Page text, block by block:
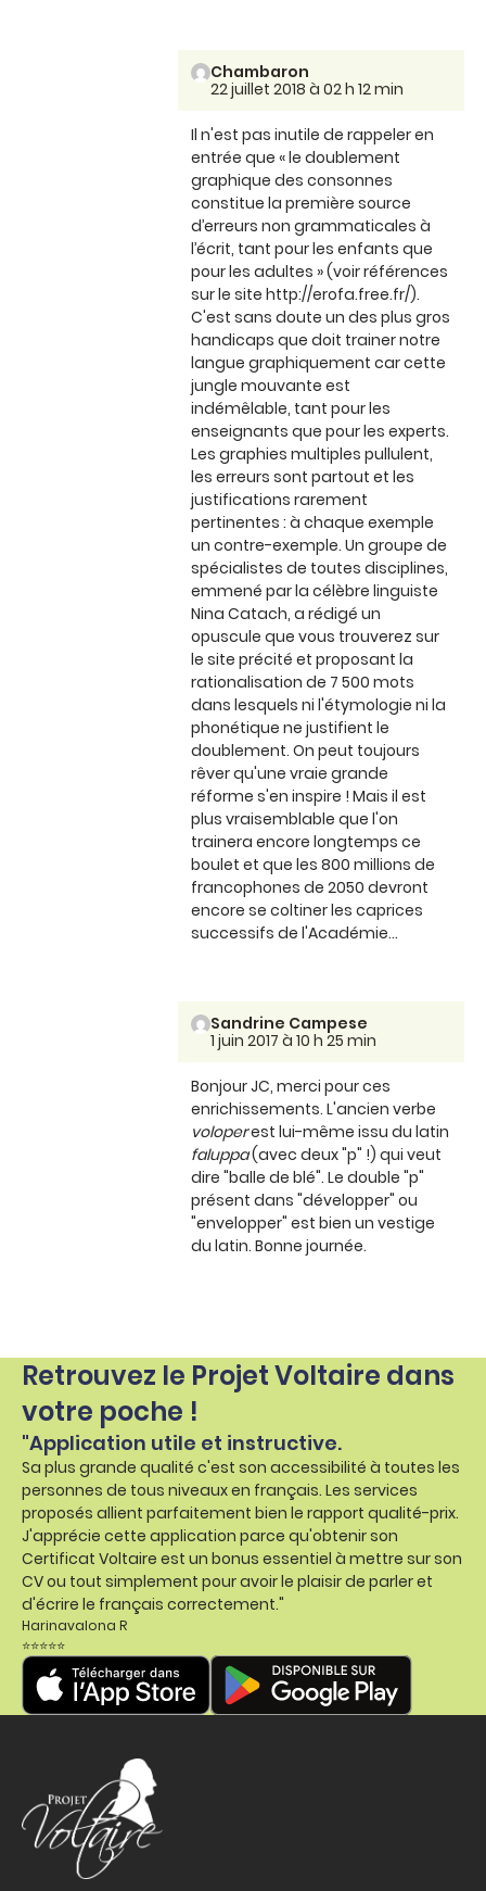
Chambaron
22 juillet 2018 à 02 h 12 min
Il n'est pas inutile de rappeler en
entrée que « le doublement
graphique des consonnes
constitue la première source
d’erreurs non grammaticales à
l’écrit, tant pour les enfants que
pour les adultes » (voir références
sur le site http://erofa.free.fr/).
C'est sans doute un des plus gros
handicaps que doit trainer notre
langue graphiquement car cette
jungle mouvante est
indémêlable, tant pour les
enseignants que pour les experts.
Les graphies multiples pullulent,
les erreurs sont partout et les
justifications rarement
pertinentes : à chaque exemple
un contre-exemple. Un groupe de
spécialistes de toutes disciplines,
emmené par la célèbre linguiste
Nina Catach, a rédigé un
opuscule que vous trouverez sur
le site précité et proposant la
rationalisation de 7 500 mots
dans lesquels ni l'étymologie ni la
phonétique ne justifient le
doublement. On peut toujours
rêver qu'une vraie grande
réforme s'en inspire ! Mais il est
plus vraisemblable que l'on
trainera encore longtemps ce
boulet et que les 800 millions de
francophones de 2050 devront
encore se coltiner les caprices
successifs de l'Académie…
Sandrine Campese
1 juin 2017 à 10 h 25 min
Bonjour JC, merci pour ces
enrichissements. L'ancien verbe
voloperest lui-même issu du latin
faluppa(avec deux "p" !) qui veut
dire "balle de blé". Le double "p"
présent dans "développer" ou
"envelopper" est bien un vestige
du latin. Bonne journée.
Retrouvez le Projet Voltaire dans
votre poche !
"Application utile et instructive.
Sa plus grande qualité c'est son accessibilité à toutes les
personnes de tous niveaux en français. Les services
proposés allient parfaitement bien le rapport qualité-prix.
J'apprécie cette application parce qu'obtenir son
Certificat Voltaire est un bonus essentiel à mettre sur son
CV ou tout simplement pour avoir le plaisir de parler et
d'écrire le français correctement."
Harinavalona R
⭐⭐⭐⭐⭐